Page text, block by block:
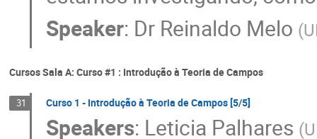
Speaker: Dr Reinaldo Melo (
Cursos Sala A: Curso #1 : Introdução à Teoria de Campos
31 Curso 1 - Introdução à Teoria de Campos [5/5]
Speakers: Leticia Palhares (